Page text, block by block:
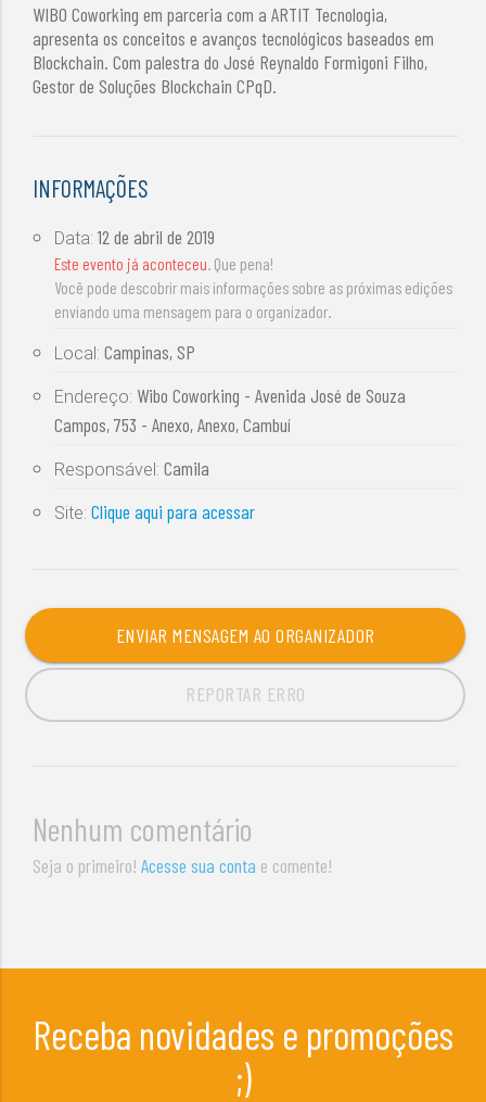
WIBO Coworking em parceria com a ARTIT Tecnologia,
apresenta os conceitos e avanços tecnológicos baseados em
Blockchain. Com palestra do José Reynaldo Formigoni Filho,
Gestor de Soluções Blockchain CPqD.
INFORMAÇÕES
Data:12 de abril de 2019
Este evento já aconteceu. Que pena!
Você pode descobrir mais informações sobre as próximas edições
enviando uma mensagem para o organizador.
Local:Campinas, SP
Endereço: Wibo Coworking - Avenida José de Souza
Campos, 753 - Anexo, Anexo, Cambuí
Responsável:Camila
Site:Clique aqui para acessar
ENVIAR MENSAGEM AO ORGANIZADOR
REPORTAR ERRO
Nenhum comentário
Seja o primeiro!Acesse sua conta e comente!
Receba novidades e promoções
;)